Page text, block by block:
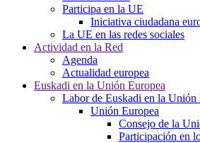
Participa en la UE
Iniciativa ciudadana
La UE en las redes sociales
Actividad en la Red
Agenda
Actualidad europea
Euskadi en la Unión Europea
Labor de Euskadi en la Unión
Unión Europea
Consejo de la
Participación en